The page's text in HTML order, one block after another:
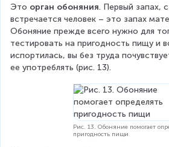
Это орган обоняния. Первый запах,
встречается человек – это запах
Обоняние прежде всего нужно для
тестировать на пригодность пищу и
испортилась, вы без труда
ее употреблять (рис. 13).
Рис. 13. Обоняние помогает
пригодность пищи